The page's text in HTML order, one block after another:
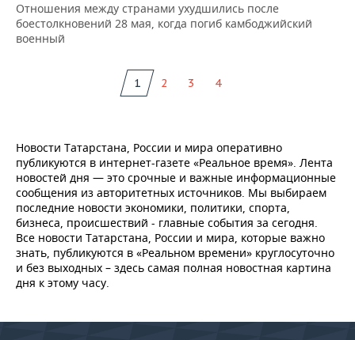
Отношения между странами ухудшились после
боестолкновений 28 мая, когда погиб камбоджийский
военный
1 2 3 4
Новости Татарстана, России и мира оперативно
публикуются в интернет-газете «Реальное время». Лента
новостей дня — это срочные и важные информационные
сообщения из авторитетных источников. Мы выбираем
последние новости экономики, политики, спорта,
бизнеса, происшествий - главные события за сегодня.
Все новости Татарстана, России и мира, которые важно
знать, публикуются в «Реальном времени» круглосуточно
и без выходных – здесь самая полная новостная картина
дня к этому часу.